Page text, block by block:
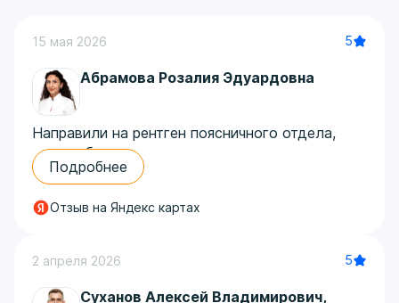
15 мая 2026 5
Абрамова Розалия Эдуардовна
Направили на рентген поясничного отдела,
сильно болела спина после неудачного
падения. Попала к Абрамовой Розалии
успокоила, сказала, что ничего страшного.
объяснила, что видит. Оказалось, просто ушиб,
никаких трещин. Отношение очень
Подробнее
Отзыв на Яндекс картах
2 апреля 2026 5
Суханов Алексей Владимирович,